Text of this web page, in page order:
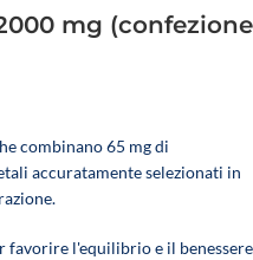
mg (confezione
combinano 65 mg di
accuratamente selezionati in
favorire l'equilibrio e il benessere